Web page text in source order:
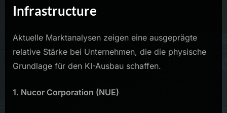
Infrastructure
Aktuelle Marktanalysen zeigen eine ausgeprägte
relative Stärke bei Unternehmen, die die physische
Grundlage für den KI-Ausbau schaffen.
1. Nucor Corporation (NUE)